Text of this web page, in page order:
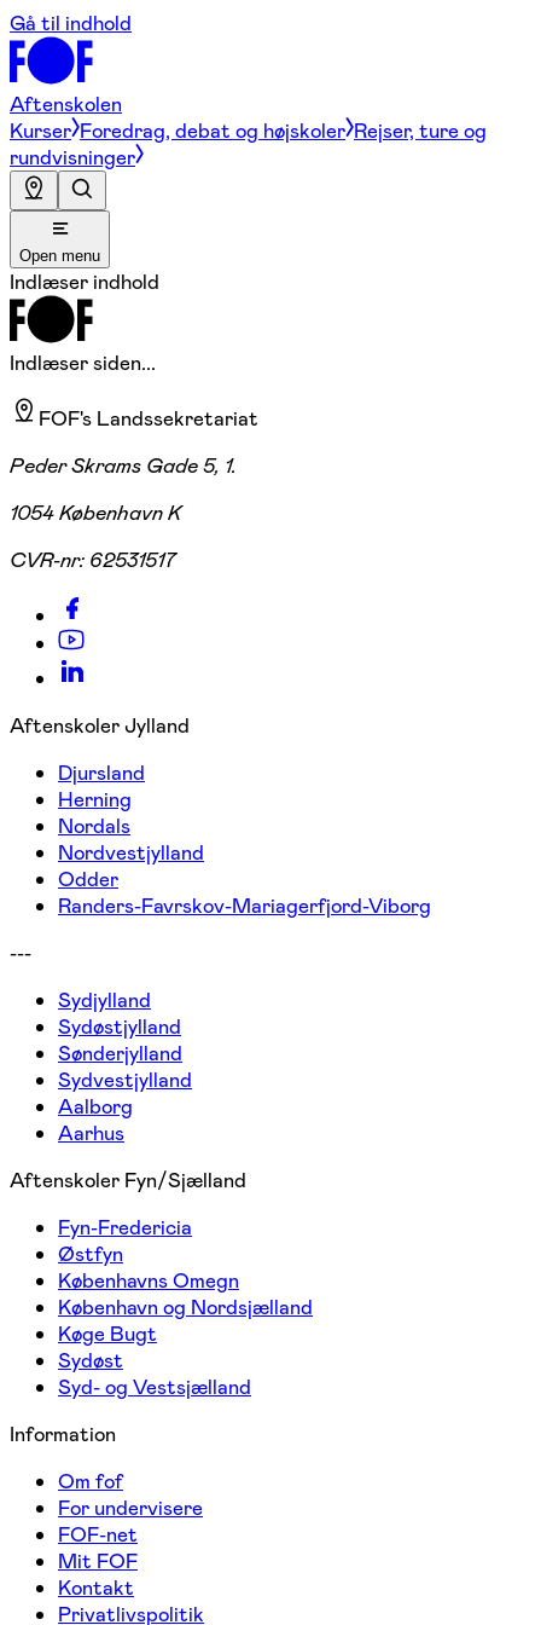
Gå til indhold
Aftenskolen
Kurser Foredrag, debat og højskoler Rejser, ture og
rundvisninger
Open menu
Indlæser indhold
Indlæser siden...
FOF's Landssekretariat
Peder Skrams Gade 5, 1.
1054 København K
CVR-nr: 62531517
Aftenskoler Jylland
Djursland
Herning
Nordals
Nordvestjylland
Odder
Randers-Favrskov-Mariagerfjord-Viborg
---
Sydjylland
Sydøstjylland
Sønderjylland
Sydvestjylland
Aalborg
Aarhus
Aftenskoler Fyn/Sjælland
Fyn-Fredericia
Østfyn
Københavns Omegn
København og Nordsjælland
Køge Bugt
Sydøst
Syd- og Vestsjælland
Information
Om fof
For undervisere
FOF-net
Mit FOF
Kontakt
Privatlivspolitik